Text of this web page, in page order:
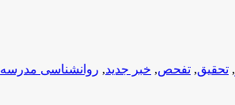
, تحقیق, تفحص, خبر جدید, روانشناسی مدرسه